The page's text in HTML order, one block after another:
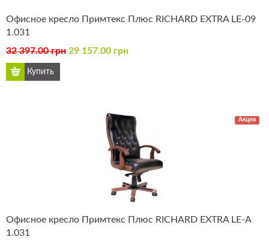
Офисное кресло Примтекс Плюс RICHARD EXTRA LE-09
1.031
32 397.00 грн 29 157.00 грн
Акция
Офисное кресло Примтекс Плюс RICHARD EXTRA LE-А
1.031